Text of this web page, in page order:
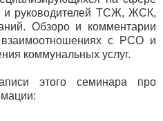
и руководителей ТСЖ, ЖСК,
Обзоро и комментарии
с РСО и
коммунальных услуг.
этого семинара про